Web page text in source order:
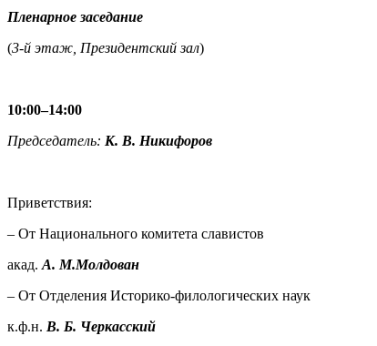
Пленарное заседание
(3-й этаж, Президентский зал)
10:00–14:00
Председатель: К. В. Никифоров
Приветствия:
– От Национального комитета славистов
акад. А. М.Молдован
– От Отделения Историко-филологических наук
к.ф.н. В. Б. Черкасский